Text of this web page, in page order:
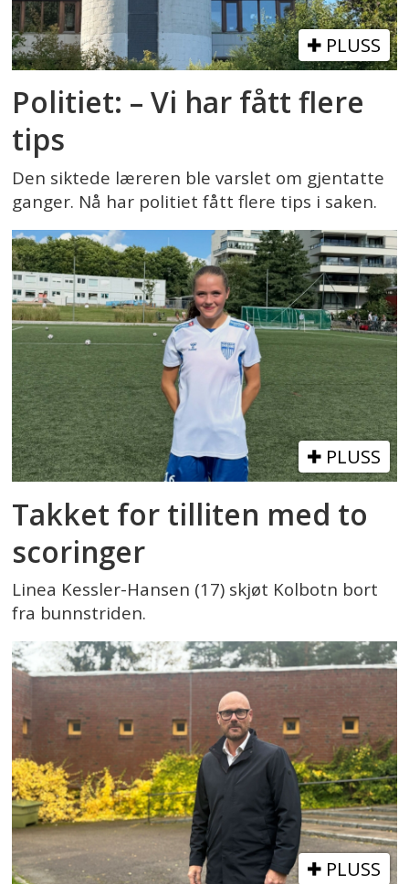
PLUSS
Politiet: – Vi har fått flere
tips
Den siktede læreren ble varslet om gjentatte
ganger. Nå har politiet fått flere tips i saken.
PLUSS
Takket for tilliten med to
scoringer
Linea Kessler-Hansen (17) skjøt Kolbotn bort
fra bunnstriden.
PLUSS